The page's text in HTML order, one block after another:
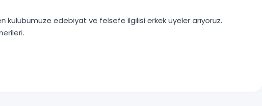
kulübümüze edebiyat ve felsefe ilgilisi erkek üyeler arıyoruz.